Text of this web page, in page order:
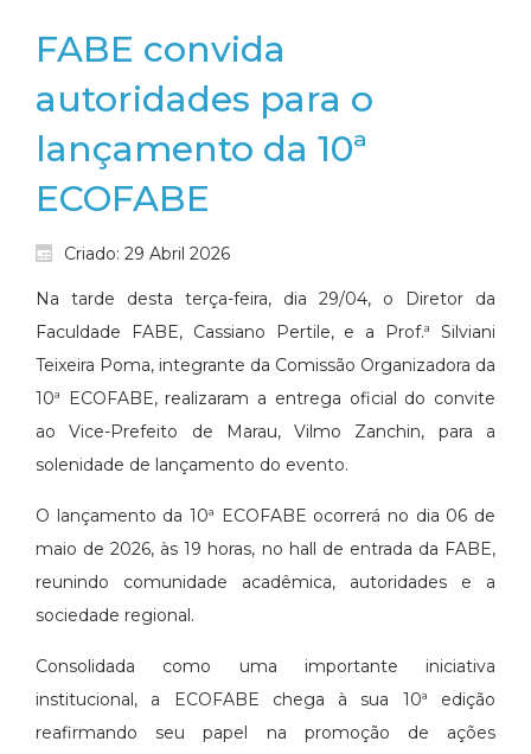
FABE convida
autoridades para o
lançamento da 10ª
ECOFABE
Criado: 29 Abril 2026
Na tarde desta terça-feira, dia 29/04, o Diretor da
Faculdade FABE, Cassiano Pertile, e a Prof.ª Silviani
Teixeira Poma, integrante da Comissão Organizadora da
10ª ECOFABE, realizaram a entrega oficial do convite
ao Vice-Prefeito de Marau, Vilmo Zanchin, para a
solenidade de lançamento do evento.
O lançamento da 10ª ECOFABE ocorrerá no dia 06 de
maio de 2026, às 19 horas, no hall de entrada da FABE,
reunindo comunidade acadêmica, autoridades e a
sociedade regional.
Consolidada como uma importante iniciativa
institucional, a ECOFABE chega à sua 10ª edição
reafirmando seu papel na promoção de ações